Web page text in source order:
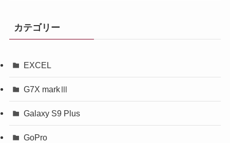
カテゴリー
EXCEL
G7X markⅢ
Galaxy S9 Plus
GoPro